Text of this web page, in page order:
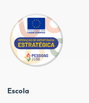
Escola